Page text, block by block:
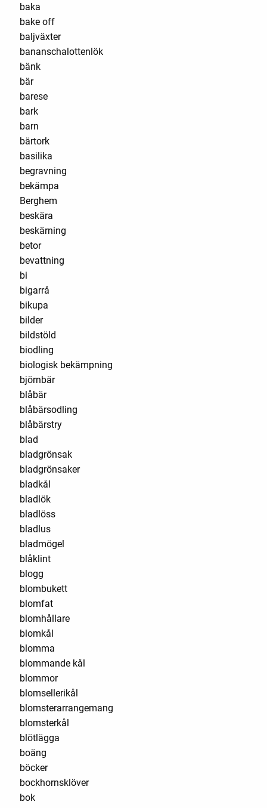
baka
bake off
baljväxter
bananschalottenlök
bänk
bär
barese
bark
barn
bärtork
basilika
begravning
bekämpa
Berghem
beskära
beskärning
betor
bevattning
bi
bigarrå
bikupa
bilder
bildstöld
biodling
biologisk bekämpning
björnbär
blåbär
blåbärsodling
blåbärstry
blad
bladgrönsak
bladgrönsaker
bladkål
bladlök
bladlöss
bladlus
bladmögel
blåklint
blogg
blombukett
blomfat
blomhållare
blomkål
blomma
blommande kål
blommor
blomsellerikål
blomsterarrangemang
blomsterkål
blötlägga
boäng
böcker
bockhornsklöver
bok